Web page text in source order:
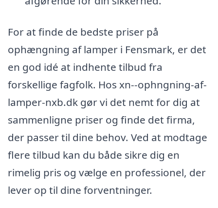
For at finde de bedste priser på
ophængning af lamper i Fensmark, er det
en god idé at indhente tilbud fra
forskellige fagfolk. Hos xn--ophngning-af-
lamper-nxb.dk gør vi det nemt for dig at
sammenligne priser og finde det firma,
der passer til dine behov. Ved at modtage
flere tilbud kan du både sikre dig en
rimelig pris og vælge en professionel, der
lever op til dine forventninger.